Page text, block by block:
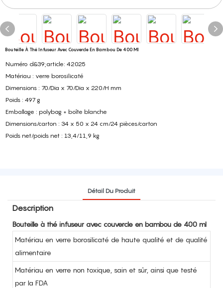
Bouteille À Thé Infuseur Avec Couvercle En Bambou De 400 Ml
Numéro d&39;article: 42025
Matériau : verre borosilicaté
Dimensions : 70/Dia x 70/Dia x 220/H mm
Poids : 497 g
Emballage : polybag + boîte blanche
Dimensions/carton : 34 x 50 x 24 cm/24 pièces/carton
Poids net/poids net : 13,4/11,9 kg
Détail Du Produit
Description
Bouteille à thé infuseur avec couvercle en bambou de 400 ml
Matériau en verre borosilicaté de haute qualité et de qualité
alimentaire
Matériau en verre non toxique, sain et sûr, ainsi que testé
par la FDA